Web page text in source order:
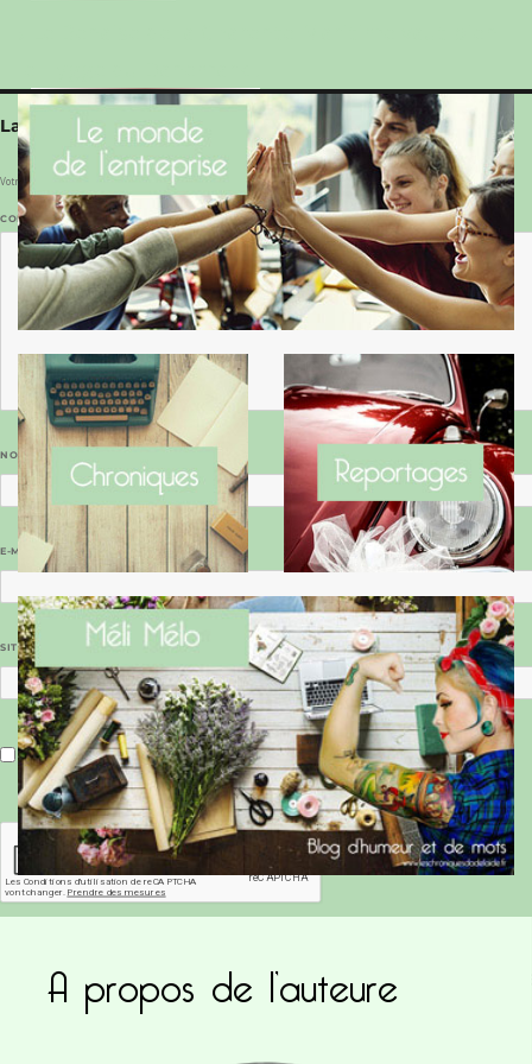
Laisser un commentaire
Votre adresse e-mail ne sera pas publiée. Les champs obligatoires sont indiqués avec*
COMMENTAIRE
NOM
E-MAIL
SITE WEB
Enregistrer mon nom, mon e-mail et mon site dans le navigateur pour mon prochain commentaire.
Ce site utilise Akismet pour réduire les
commentaires sont traitées
A propos de l’auteure